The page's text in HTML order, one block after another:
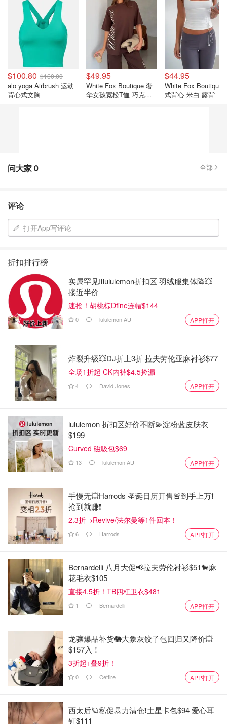
$100.80 $160.00
alo yoga Airbrush 运动
背心式文胸
$49.95
White Fox Boutique 奢
华女孩宽松T恤 巧克力
$44.95
White Fox Boutique
式背心 米白 露背
问大家0 全部
评论
打开App写评论
折扣排行榜
实属罕见‼️lululemon折扣区 羽绒服集体降💥
接近半价
速抢！胡桃棕Dfine连帽$144
0 lululemon AU APP打开
炸裂升级💥DJ折上3折 拉夫劳伦亚麻衬衫$77
全场1折起 CK内裤$4.5捡漏
4 David Jones APP打开
lululemon 折扣区好价不断💫淀粉蓝皮肤衣
$199
Curved 磁吸包$69
13 lululemon AU APP打开
手慢无💥Harrods 圣诞日历开售🚨到手上万❗️
抢到就赚❗️
2.3折→Revive/法尔曼等1件回本！
6 Harrods APP打开
Bernardelli 八月大促📢拉夫劳伦衬衫$51🐎麻
花毛衣$105
直接4.5折！TB四杠卫衣$481
1 Bernardelli APP打开
龙骧爆品补货🐘大象灰饺子包回归又降价💥
$157入！
3折起+叠9折！
0 Cettire APP打开
西太后🪐私促暴力清仓❗土星卡包$94 爱心耳
钉$111